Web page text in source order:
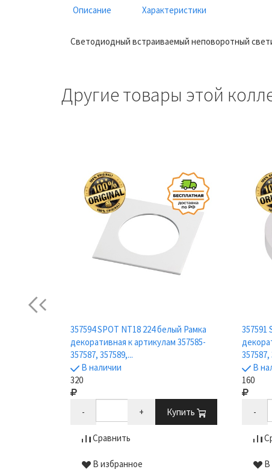
Описание Характеристики
Светодиодный встраиваемый неповоротный
Другие товары этой
Previous
357594 SPOT NT18 224 белый Рамка
декоративная к артикулам 357585-
357587, 357589,...
В наличии
320
- + Купить
Сравнить
В избранное
357591
357587,
В
160
-
В